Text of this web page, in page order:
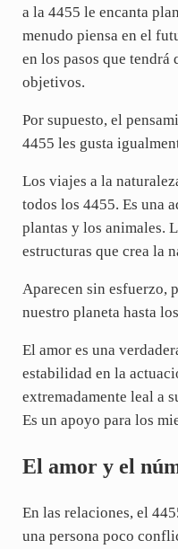
a la 4455 le encanta
menudo piensa en el
en los pasos que tendrá
objetivos.
Por supuesto, el
4455 les gusta
Los viajes a la
todos los 4455. Es una
plantas y los animales.
estructuras que crea la
Aparecen sin esfuerzo,
nuestro planeta hasta
El amor es una
estabilidad en la
extremadamente leal a
Es un apoyo para los
El amor y el
En las relaciones, el
una persona poco